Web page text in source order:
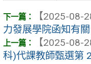
【2025-08-
力發展學院函知有
【2025-08-
科)代課教師甄選第